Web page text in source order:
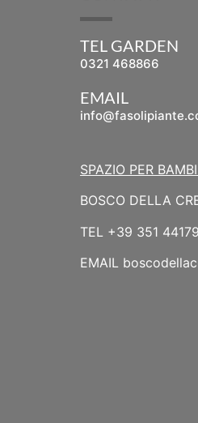
TEL GARDEN
0321 468866
EMAIL
SPAZIO PER
BOSCO DELLA
TEL +39 351
EMAIL